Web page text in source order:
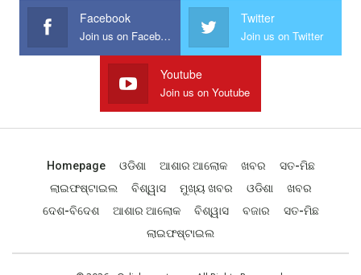
Facebook
Join us on Facebook
Twitter
Join us on Twitter
Youtube
Join us on Youtube
Homepage ଓଡିଶା ଆଶାର ଆଲୋକ ଖବର
ସତ-ମିଛ
ଲାଇଫଷ୍ଟାଇଲ
ବିଶ୍ୱାସ ମୁଖ୍ୟ ଖବର ଓଡିଶା
ଖବର
ଦେଶ-ବିଦେଶ
ଆଶାର ଆଲୋକ ବିଶ୍ୱାସ ବଜାର
ସତ-ମିଛ
ଲାଇଫଷ୍ଟାଇଲ